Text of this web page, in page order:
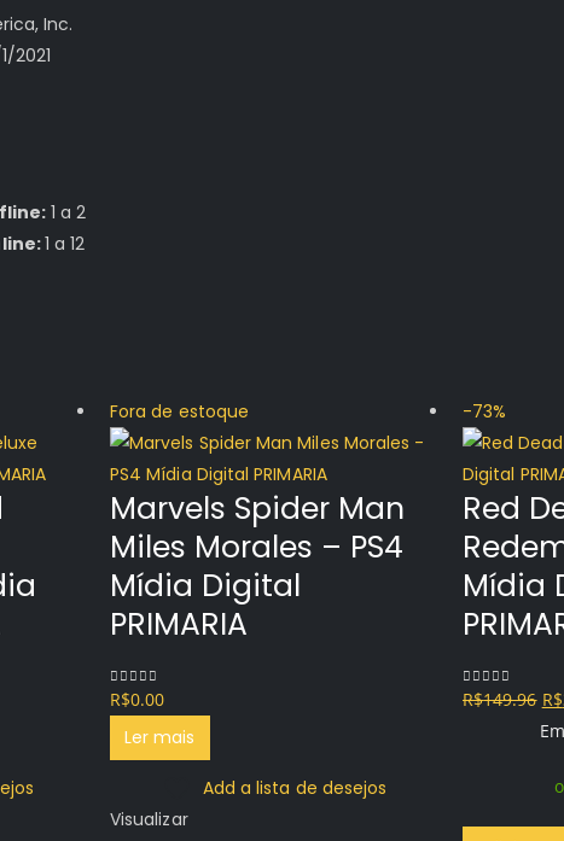
Inc.
2021
1 a 2
1 a 12
Fora de estoque
Marvels Spider Man
Miles Morales – PS4
Mídia Digital
PRIMARIA
0out of 5
R$0.00
Ler mais
Add a lista de desejos
Visualizar
-73%
Red
Mídia
0out of 5
R$149.96 O
R$